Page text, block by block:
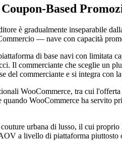
Based
è gradualmente inseparabile
— nave con capacità
di base navi con limitata
Il commerciante che sceglie un
del commerciante e si integra con
WooCommerce, tra cui
WooCommerce ha
urbana di lusso, il cui
a livello di piattaforma